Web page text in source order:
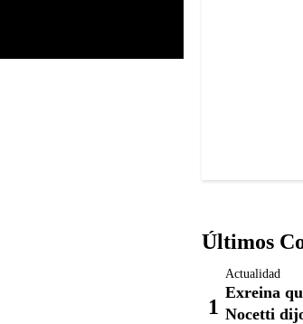
Últimos
Actualidad
Exreina
Nocetti